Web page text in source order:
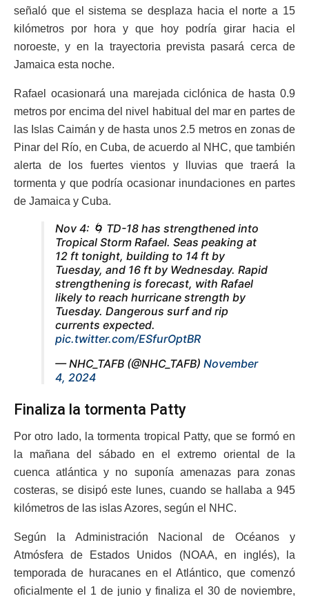
señaló que el sistema se desplaza hacia el norte a 15
kilómetros por hora y que hoy podría girar hacia el
noroeste, y en la trayectoria prevista pasará cerca de
Jamaica esta noche.
Rafael ocasionará una marejada ciclónica de hasta 0.9
metros por encima del nivel habitual del mar en partes de
las Islas Caimán y de hasta unos 2.5 metros en zonas de
Pinar del Río, en Cuba, de acuerdo al NHC, que también
alerta de los fuertes vientos y lluvias que traerá la
tormenta y que podría ocasionar inundaciones en partes
de Jamaica y Cuba.
Nov 4: 🌀 TD-18 has strengthened into
Tropical Storm Rafael. Seas peaking at
12 ft tonight, building to 14 ft by
Tuesday, and 16 ft by Wednesday. Rapid
strengthening is forecast, with Rafael
likely to reach hurricane strength by
Tuesday. Dangerous surf and rip
currents expected.
pic.twitter.com/ESfurOptBR
— NHC_TAFB (@NHC_TAFB) November
4, 2024
Finaliza la tormenta Patty
Por otro lado, la tormenta tropical Patty, que se formó en
la mañana del sábado en el extremo oriental de la
cuenca atlántica y no suponía amenazas para zonas
costeras, se disipó este lunes, cuando se hallaba a 945
kilómetros de las islas Azores, según el NHC.
Según la Administración Nacional de Océanos y
Atmósfera de Estados Unidos (NOAA, en inglés), la
temporada de huracanes en el Atlántico, que comenzó
oficialmente el 1 de junio y finaliza el 30 de noviembre,